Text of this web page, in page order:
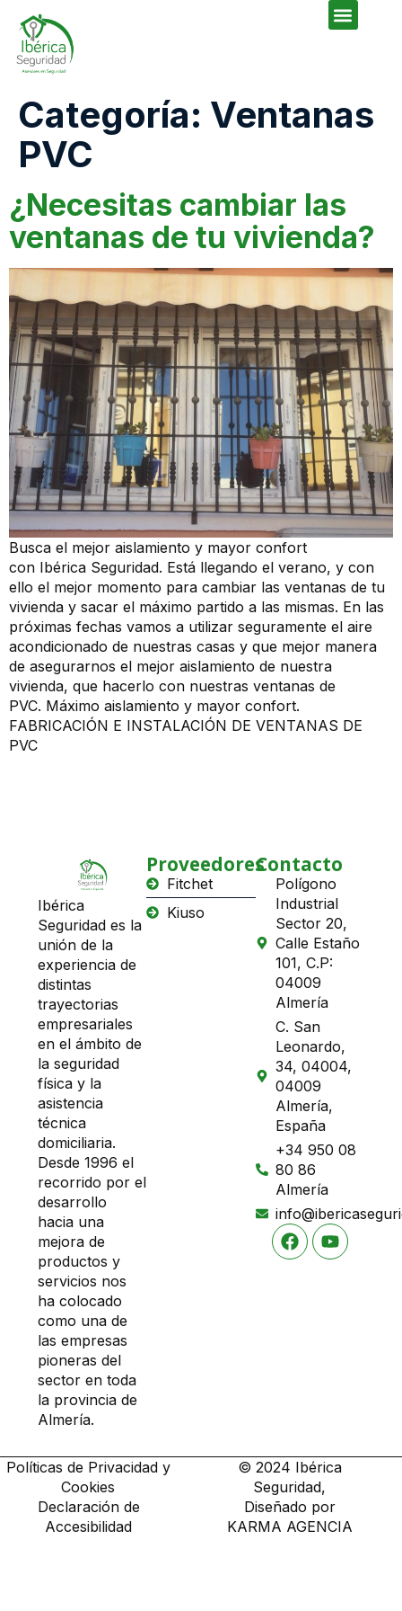
Categoría: Ventanas
PVC
¿Necesitas cambiar las
ventanas de tu vivienda?
Busca el mejor aislamiento y mayor confort
con Ibérica Seguridad. Está llegando el verano, y con
ello el mejor momento para cambiar las ventanas de tu
vivienda y sacar el máximo partido a las mismas. En las
próximas fechas vamos a utilizar seguramente el aire
acondicionado de nuestras casas y que mejor manera
de asegurarnos el mejor aislamiento de nuestra
vivienda, que hacerlo con nuestras ventanas de
PVC. Máximo aislamiento y mayor confort.
FABRICACIÓN E INSTALACIÓN DE VENTANAS DE
PVC
Ibérica
Seguridad es la
unión de la
experiencia de
distintas
trayectorias
empresariales
en el ámbito de
la seguridad
física y la
asistencia
técnica
domiciliaria.
Desde 1996 el
recorrido por el
desarrollo
hacia una
mejora de
productos y
servicios nos
ha colocado
como una de
las empresas
pioneras del
sector en toda
la provincia de
Almería.
Proveedores
Fitchet
Kiuso
Contacto
Polígono
Industrial
Sector 20,
Calle Estaño
101, C.P:
04009
Almería
C. San
Leonardo,
34, 04004,
04009
Almería,
España
+34 950 08
80 86
Almería
Políticas de Privacidad y
Cookies
Declaración de
Accesibilidad
© 2024 Ibérica
Seguridad,
Diseñado por
KARMA AGENCIA